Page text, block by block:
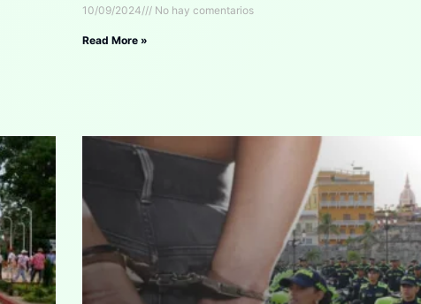
10/09/2024 No hay comentarios
Read More »